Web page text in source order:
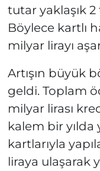
tutar yaklaşık
Böylece kartlı
milyar lirayı
Artışın büyük
geldi. Toplam
milyar lirası
kalem bir
kartlarıyla
liraya ulaşarak